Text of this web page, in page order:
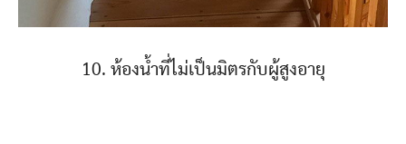
10. ห้องน้ำที่ไม่เป็นมิตรกับผู้สูงอายุ